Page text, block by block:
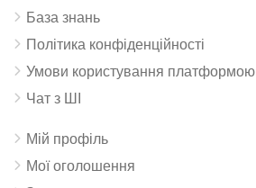
База знань
Політика конфіденційності
Умови користування платформою
Чат з ШІ
Мій профіль
Мої оголошення